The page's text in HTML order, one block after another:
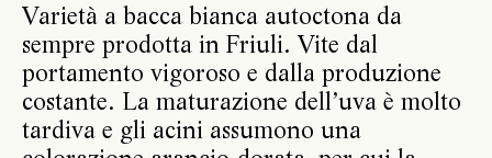
Varietà a bacca bianca autoctona da
sempre prodotta in Friuli. Vite dal
portamento vigoroso e dalla produzione
costante. La maturazione dell’uva è molto
tardiva e gli acini assumono una